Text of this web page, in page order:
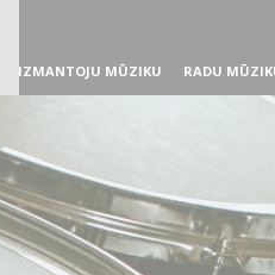
IZMANTOJU MŪZIKU RADU